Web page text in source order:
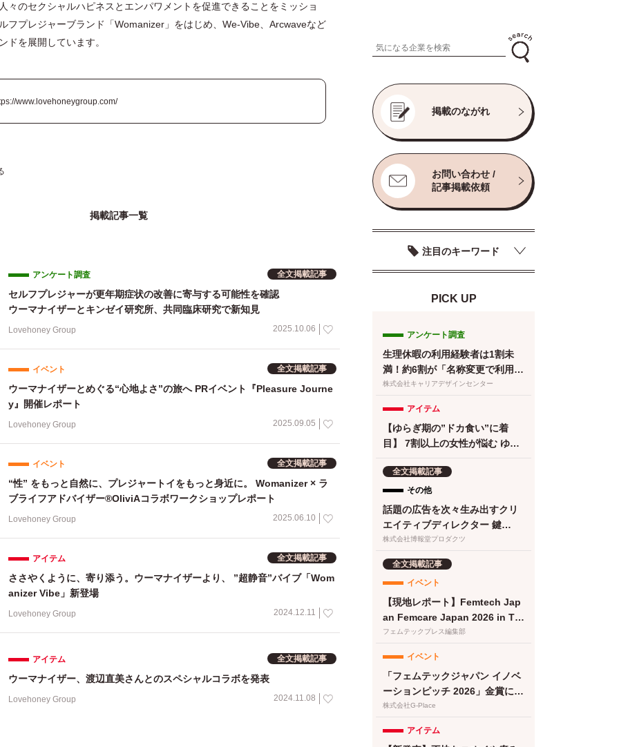
々のセクシャルハピネスとエンパワメントを促進できることをミッショ
フプレジャーブランド「Womanizer」をはじめ、We-Vibe、Arcwaveなど
ドを展開しています。
www.lovehoneygroup.com/
掲載記事一覧
アンケート調査 全文掲載記事
セルフプレジャーが更年期症状の改善に寄与する可能性を確認
ウーマナイザーとキンゼイ研究所、共同臨床研究で新知見
Lovehoney Group 2025.10.06
イベント 全文掲載記事
ウーマナイザーとめぐる“心地よさ”の旅へ PRイベント『Pleasure Journe
y』開催レポート
Lovehoney Group 2025.09.05
イベント 全文掲載記事
“性” をもっと自然に、プレジャートイをもっと身近に。 Womanizer × ラ
ブライフアドバイザー®OliviAコラボワークショップレポート
Lovehoney Group 2025.06.10
アイテム 全文掲載記事
ささやくように、寄り添う。ウーマナイザーより、 ”超静音”バイブ「Wom
anizer Vibe」新登場
Lovehoney Group 2024.12.11
アイテム 全文掲載記事
ウーマナイザー、渡辺直美さんとのスペシャルコラボを発表
Lovehoney Group 2024.11.08
掲載のながれ
お問い合わせ /
記事掲載依頼
注目のキーワード
PICK UP
アンケート調査
生理休暇の利用経験者は1割未
満！約6割が「名称変更で利用し
やすくなる」と回答／『女の転
ト【第134回】
株式会社キャリアデザインセンター
アイテム
【ゆらぎ期の”ドカ食い”に着
目】 7割以上の女性が悩む ゆら
リ『Calme（カルメ）』8月3日
新発売！
全文掲載記事
その他
話題の広告を次々生み出すクリ
エイティブディレクター 鍵
は“顧客化接点の設計・実
株式会社博報堂プロダクツ
全文掲載記事
イベント
【現地レポート】Femtech Jap
an Femcare Japan 2026 in TO
KYO｜フェムテックジャパン20
取り組みが集結
フェムテックプレス編集部
イベント
「フェムテックジャパン イノベ
ーションピッチ 2026」金賞に竹
繊維＆でんぷん由来吸収体の生
株式会社G-Place
アイテム